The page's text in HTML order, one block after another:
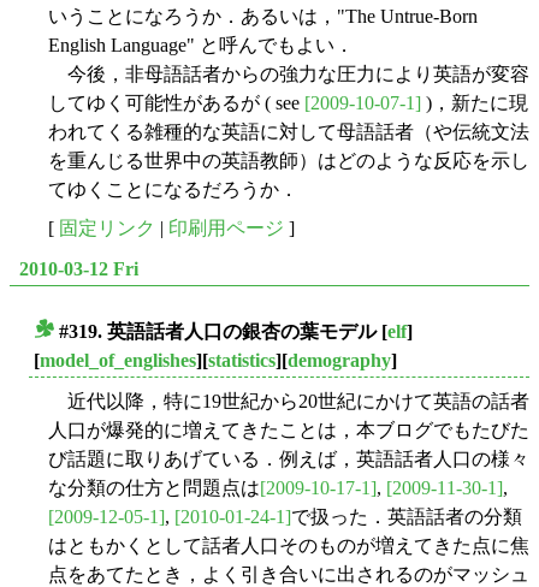
いうことになろうか．あるいは，"The Untrue-Born
English Language" と呼んでもよい．
今後，非母語話者からの強力な圧力により英語が変容
してゆく可能性があるが ( see [2009-10-07-1] )，新たに現
われてくる雑種的な英語に対して母語話者（や伝統文法
を重んじる世界中の英語教師）はどのような反応を示し
てゆくことになるだろうか．
[ 固定リンク | 印刷用ページ ]
2010-03-12 Fri
#319. 英語話者人口の銀杏の葉モデル[elf]
[model_of_englishes][statistics][demography]
近代以降，特に19世紀から20世紀にかけて英語の話者
人口が爆発的に増えてきたことは，本ブログでもたびた
び話題に取りあげている．例えば，英語話者人口の様々
な分類の仕方と問題点は[2009-10-17-1], [2009-11-30-1],
[2009-12-05-1], [2010-01-24-1]で扱った．英語話者の分類
はともかくとして話者人口そのものが増えてきた点に焦
点をあてたとき，よく引き合いに出されるのがマッシュ